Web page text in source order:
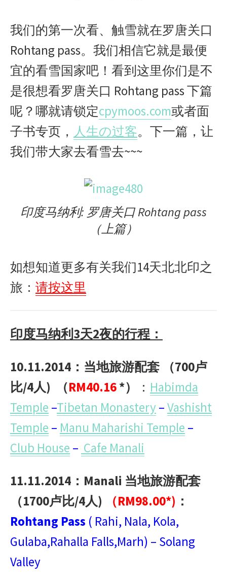
我们的第一次看、触雪就在罗唐关口
Rohtang pass。我们相信它就是最便
宜的看雪国家吧！看到这里你们是不
是很想看罗唐关口 Rohtang pass 下篇
呢？哪就请锁定cpymoos.com或者面
子书专页， 人生の过客。下一篇，让
我们带大家去看雪去~~~
印度马纳利: 罗唐关口 Rohtang pass
（上篇）
如想知道更多有关我们14天北北印之
旅： 请按这里
印度马纳利3天2夜的行程：
10.11.2014：当地旅游配套 （700卢
比/4人)
（RM40.16*） ： Habimda
Temple –Tibetan Monastery–Vashisht
Temple – Manu Maharishi Temple –
Club House – Cafe Manali
11.11.2014：Manali 当地旅游配套
（1700卢比/4人)
（RM98.00*) ：
Rohtang Pass ( Rahi, Nala, Kola,
Gulaba,Rahalla Falls,Marh) – Solang
Valley